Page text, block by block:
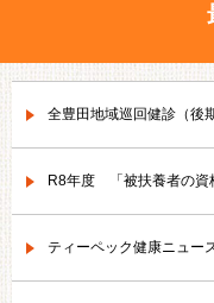
全豊田地域巡回健診（後
R8年度 「被扶養者の資
ティーペック健康ニュー